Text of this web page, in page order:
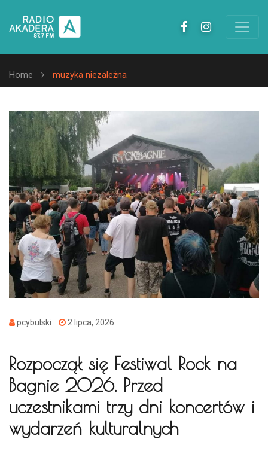
Home muzyka niezależna
pcybulski 2 lipca, 2026
Rozpoczął się Festiwal Rock na
Bagnie 2026. Przed
uczestnikami trzy dni koncertów i
wydarzeń kulturalnych